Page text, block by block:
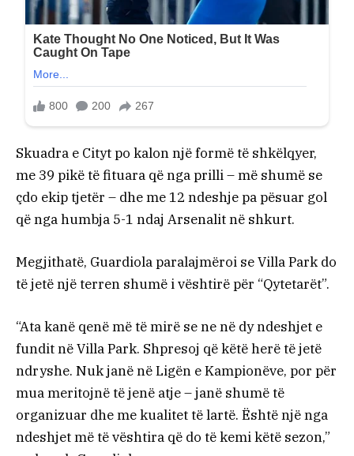
Skuadra e Cityt po kalon një formë të shkëlqyer,
me 39 pikë të fituara që nga prilli – më shumë se
çdo ekip tjetër – dhe me 12 ndeshje pa pësuar gol
që nga humbja 5-1 ndaj Arsenalit në shkurt.
Megjithatë, Guardiola paralajmëroi se Villa Park do
të jetë një terren shumë i vështirë për “Qytetarët”.
“Ata kanë qenë më të mirë se ne në dy ndeshjet e
fundit në Villa Park. Shpresoj që këtë herë të jetë
ndryshe. Nuk janë në Ligën e Kampionëve, por për
mua meritojnë të jenë atje – janë shumë të
organizuar dhe me kualitet të lartë. Është një nga
ndeshjet më të vështira që do të kemi këtë sezon,”